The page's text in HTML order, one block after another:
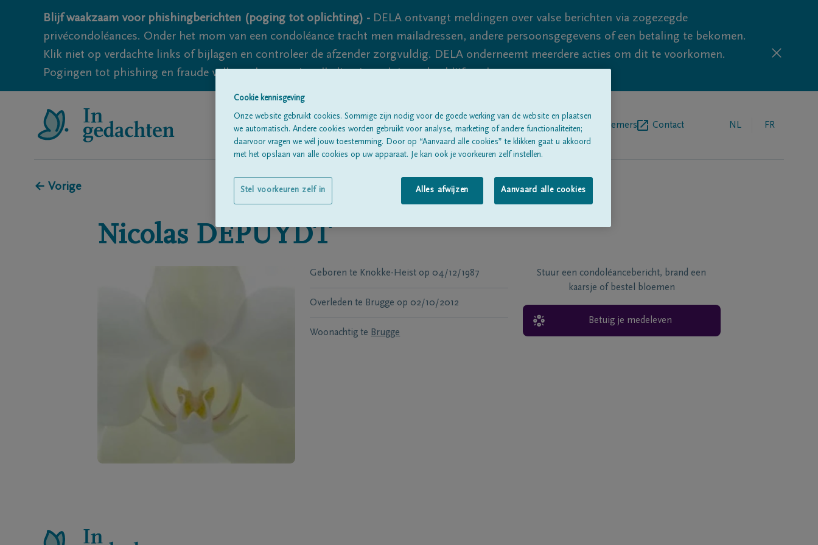
Blijf waakzaam voor phishingberichten (poging tot oplichting) - DELA ontvangt meldingen over valse berichten via zogezegde
privécondoléances. Onder het mom van een condoléance tracht men mailadressen, andere persoonsgegevens of een betaling te bekomen.
Klik niet op verdachte links of bijlagen en controleer de afzender zorgvuldig. DELA onderneemt meerdere acties om dit te voorkomen.
Pogingen tot phishing en fraude vallen echter nooit volledig uit te sluiten, dus blijf waakzaam.
Alle rouwberichtenOver onsBegrafenisondernemers Contact NL FR
← Vorige
Nicolas DEPUYDT
Geboren te Knokke-Heist op 04/12/1987
Overleden te Brugge op 02/10/2012
Woonachtig te Brugge
Stuur een condoléancebericht, brand een
kaarsje of bestel bloemen
Betuig je medeleven
Cookie kennisgeving
Onze website gebruikt cookies. Sommige zijn nodig voor de goede werking van de website en plaatsen
we automatisch. Andere cookies worden gebruikt voor analyse, marketing of andere functionaliteiten;
daarvoor vragen we wél jouw toestemming. Door op “Aanvaard alle cookies” te klikken gaat u akkoord
met het opslaan van alle cookies op uw apparaat. Je kan ook je voorkeuren zelf instellen.
Alles afwijzen Aanvaard alle cookies
Stel voorkeuren zelf in